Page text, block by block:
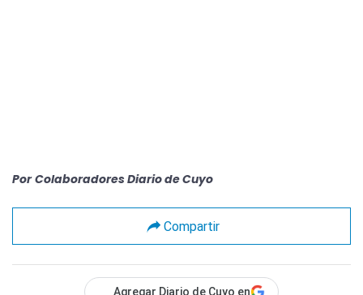
Por Colaboradores Diario de Cuyo
Compartir
Agregar Diario de Cuyo en